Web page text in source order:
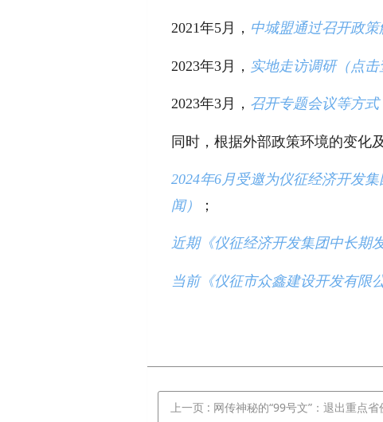
2021年5月， 中城盟通过召开政策
2023年3月， 实地走访调研（点击
2023年3月， 召开专题会议等方式
同时，根据外部政策环境的变化
2024年6月受邀为仪征经济开发
闻）
；
近期《仪征经济开发集团中长期
当前《仪征市众鑫建设开发有限
上一页 : 网传神秘的“99号文”：退出重点省